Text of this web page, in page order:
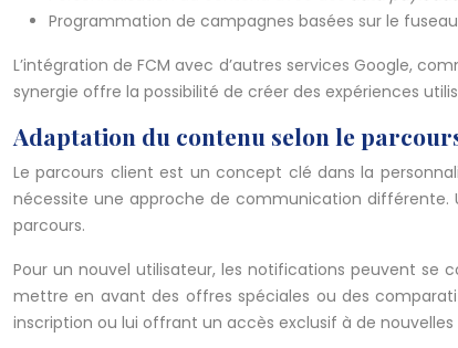
Programmation de campagnes basées sur le
L’intégration de FCM avec d’autres services Google,
synergie offre la possibilité de créer des expériences
Adaptation du contenu selon le
Le parcours client est un concept clé dans la
nécessite une approche de communication
parcours.
Pour un nouvel utilisateur, les notifications peuvent se
mettre en avant des offres spéciales ou des
inscription ou lui offrant un accès exclusif à de